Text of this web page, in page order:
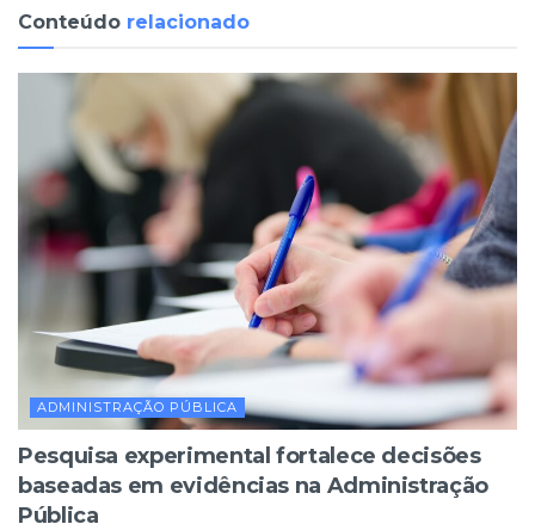
Conteúdo relacionado
ADMINISTRAÇÃO PÚBLICA
Pesquisa experimental fortalece decisões
baseadas em evidências na Administração
Pública